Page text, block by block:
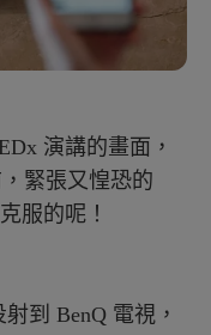
演講的畫面，
緊張又惶恐的
服的呢！
到 BenQ 電視，